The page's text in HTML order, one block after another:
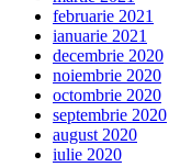
februarie 2021
ianuarie 2021
decembrie 2020
noiembrie 2020
octombrie 2020
septembrie 2020
august 2020
iulie 2020